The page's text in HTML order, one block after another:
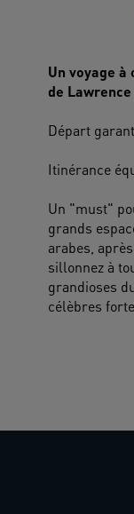
Un voyage
de
Départ
Itinérance
Un "must"
grands
arabes,
sillonnez à
grandioses
célèbres